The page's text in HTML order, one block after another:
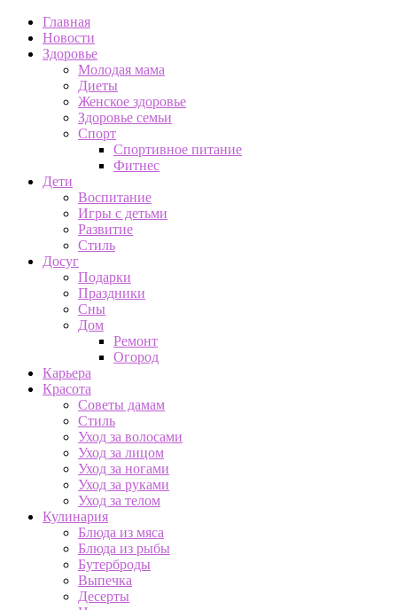
Главная
Новости
Здоровье
Молодая мама
Диеты
Женское здоровье
Здоровье семьи
Спорт
Спортивное питание
Фитнес
Дети
Воспитание
Игры с детьми
Развитие
Стиль
Досуг
Подарки
Праздники
Сны
Дом
Ремонт
Огород
Карьера
Красота
Советы дамам
Стиль
Уход за волосами
Уход за лицом
Уход за ногами
Уход за руками
Уход за телом
Кулинария
Блюда из мяса
Блюда из рыбы
Бутерброды
Выпечка
Десерты